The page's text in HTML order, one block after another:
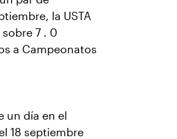
la USTA
7 . 0
a Campeonatos
un día en el
18 septiembre